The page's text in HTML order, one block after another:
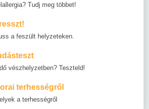
Tudj meg többet!
a feszült helyzeteken.
vészhelyzetben? Teszteld!
terhességről
a terhességről